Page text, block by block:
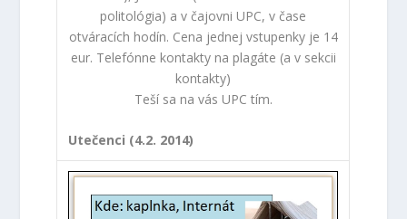
politológia) a v čajovni UPC, v čase
otváracích hodín. Cena jednej vstupenky je 14
eur. Telefónne kontakty na plagáte (a v sekcii
kontakty)
Teší sa na vás UPC tím.
Utečenci (4.2. 2014)